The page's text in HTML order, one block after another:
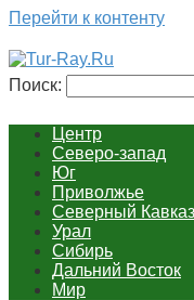
Перейти к контенту
Поиск:
Центр
Северо-запад
Юг
Приволжье
Северный Кавказ
Урал
Сибирь
Дальний Восток
Мир